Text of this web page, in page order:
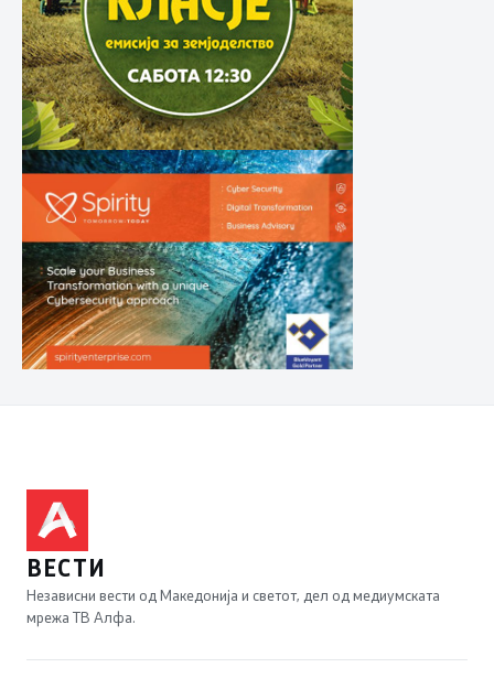
ВЕСТИ
Независни вести од Македонија и светот, дел од медиумската
мрежа ТВ Алфа.